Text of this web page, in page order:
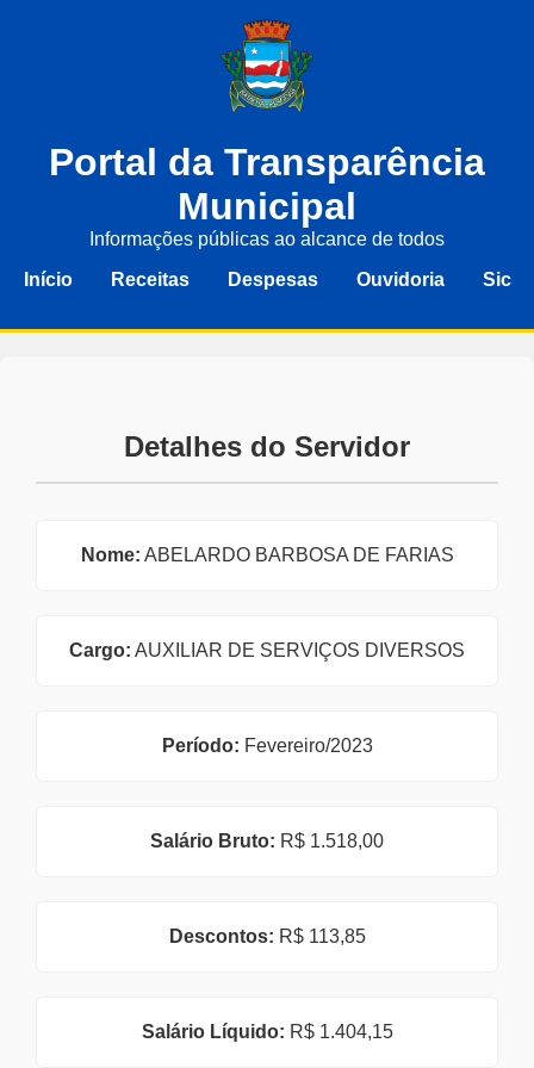
Portal da Transparência
Municipal
Informações públicas ao alcance de todos
Início
Receitas Despesas Ouvidoria Sic
Detalhes do Servidor
Nome: ABELARDO BARBOSA DE FARIAS
Cargo: AUXILIAR DE SERVIÇOS DIVERSOS
Período: Fevereiro/2023
Salário Bruto: R$ 1.518,00
Descontos: R$ 113,85
Salário Líquido: R$ 1.404,15